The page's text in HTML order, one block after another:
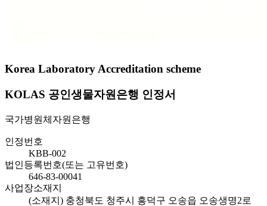
Korea Laboratory Accreditation scheme
KOLAS 공인생물자원은행 인정서
국가병원체자원은행
인정번호
KBB-002
법인등록번호(또는 고유번호)
646-83-00041
사업장소재지
(소재지) 충청북도 청주시 흥덕구 오송읍 오송생명2로